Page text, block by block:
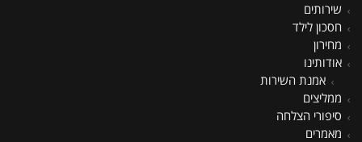
שירותים
חסכון לילד
מחירון
אודותינו
אמנת השירות
ממליצים
סיפורי הצלחה
מאמרים